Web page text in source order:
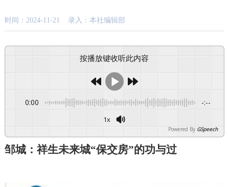
时间：2024-11-21 录入：本社编辑部
按播放键收听此内容
0:00 -:--
1x
Powered By GSpeech
邹城：祥生未来城“保交房”的功与过